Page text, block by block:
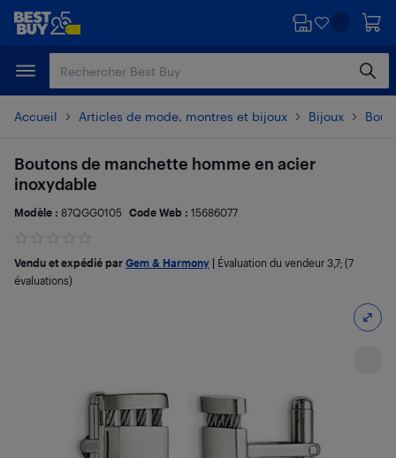
Passer
principal
Passer
Accueil Articles de mode, montres et bijoux Bijoux
Boutons de manchette homme en acier
inoxydable
Modèle : 87QGG0105 Code Web : 15686077
Vendu et expédié par Gem & Harmony Évaluation du vendeur 3,7; (7
évaluations)